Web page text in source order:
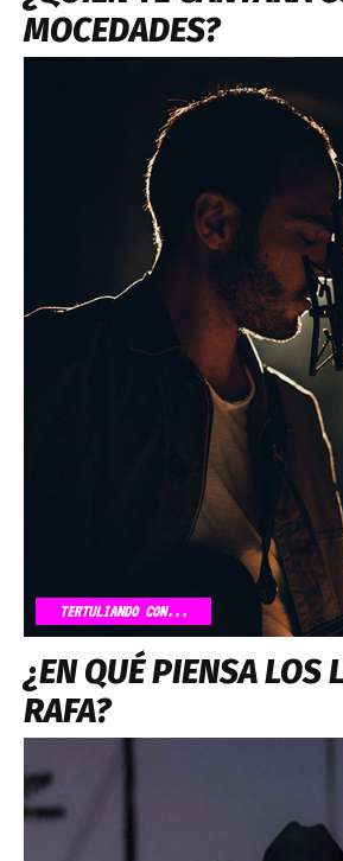
MOCEDADES?
TERTULIANDO CON...
¿EN QUÉ PIENSA LOS
RAFA?